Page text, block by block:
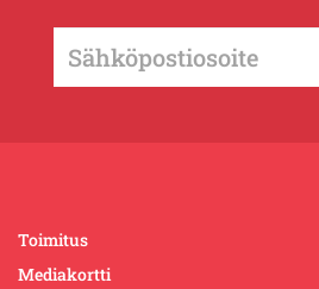
Toimitus
Mediakortti